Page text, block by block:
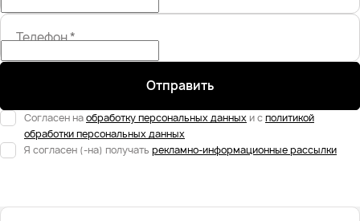
Телефон*
Отправить
Согласен наобработку персональных данных и сполитикой
обработки персональных данных
Я согласен (-на) получать рекламно-информационные рассылки